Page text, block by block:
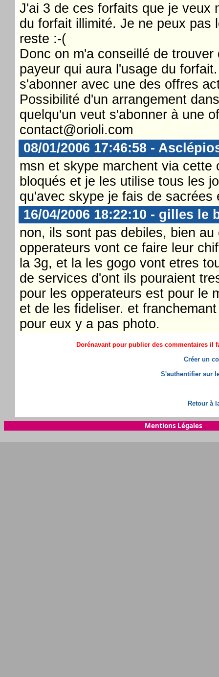
J'ai 3 de ces forfaits que je veux
du forfait illimité. Je ne peux pas
reste :-(
Donc on m'a conseillé de
payeur qui aura l'usage du
s'abonner avec une des offres
Possibilité d'un arrangement
quelqu'un veut s'abonner à une
contact@orioli.com
08/01/2006 17:46:58 -
msn et skype marchent via
bloqués et je les utilise tous les
qu'avec skype je fais de sacrées
16/04/2006 18:22:10 - gilles le
non, ils sont pas debiles, bien
opperateurs vont ce faire leur
la 3g, et la les gogo vont etres
de services d'ont ils pouraient
pour les opperateurs est pour le
et de les fideliser. et
pour eux y a pas photo.
Dorénavant pour publier des commentaires il
Créer un
S'authentifier sur
Retour à
Mentions Légales